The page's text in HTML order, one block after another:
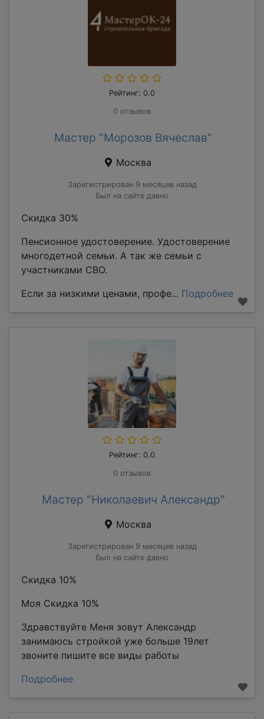
Рейтинг: 0.0
0 отзывов
Мастер "Морозов Вячеслав"
Москва
Зарегистрирован 9 месяцев назад
Был на сайте давно
Скидка 30%
Пенсионное удостоверение. Удостоверение
многодетной семьи. А так же семьи с
участниками СВО.
Если за низкими ценами, профе... Подробнее
Рейтинг: 0.0
0 отзывов
Мастер "Николаевич Александр"
Москва
Зарегистрирован 9 месяцев назад
Был на сайте давно
Скидка 10%
Моя Скидка 10%
Здравствуйте Меня зовут Александр
занимаюсь стройкой уже больше 19лет
звоните пишите все виды работы
Подробнее